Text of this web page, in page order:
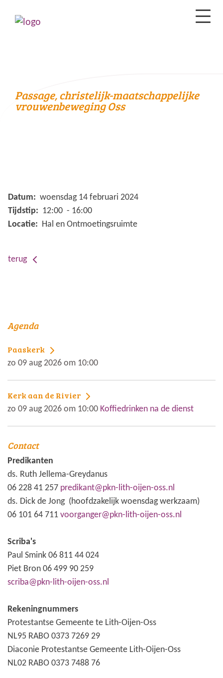
Passage, christelijk-maatschappelijke
vrouwenbeweging Oss
Datum: woensdag 14 februari 2024
Tijdstip: 12:00 - 16:00
Locatie: Hal en Ontmoetingsruimte
terug
Agenda
Paaskerk
zo 09 aug 2026 om 10:00
Kerk aan de Rivier
zo 09 aug 2026 om 10:00 Koffiedrinken na de dienst
Contact
Predikanten
ds. Ruth Jellema-Greydanus
06 228 41 257 predikant@pkn-lith-oijen-oss.nl
ds. Dick de Jong (hoofdzakelijk woensdag werkzaam)
06 101 64 711 voorganger@pkn-lith-oijen-oss.nl
Scriba's
Paul Smink 06 811 44 024
Piet Bron 06 499 90 259
scriba@pkn-lith-oijen-oss.nl
Rekeningnummers
Protestantse Gemeente te Lith-Oijen-Oss
NL95 RABO 0373 7269 29
Diaconie Protestantse Gemeente Lith-Oijen-Oss
NL02 RABO 0373 7488 76